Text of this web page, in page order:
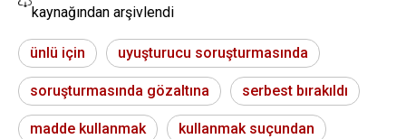
kaynağından arşivlendi
ünlü için uyuşturucu soruşturmasında
soruşturmasında gözaltına serbest bırakıldı
madde kullanmak kullanmak suçundan